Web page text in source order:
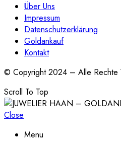
Über Uns
Impressum
Datenschutzerklärung
Goldankauf
Kontakt
© Copyright 2024 – Alle Rechte
Scroll To Top
Close
Menu